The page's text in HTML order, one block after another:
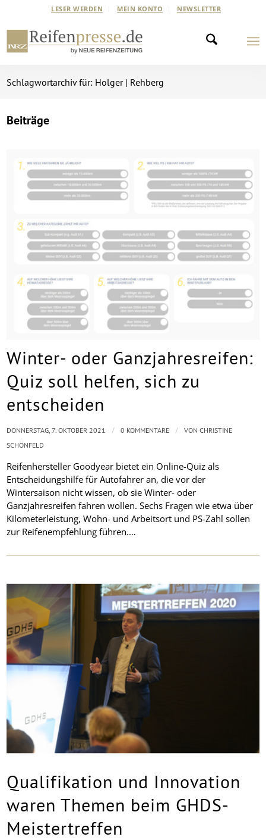
LESER WERDEN MEIN KONTO NEWSLETTER
Schlagwortarchiv für: Holger | Rehberg
Beiträge
Winter- oder Ganzjahresreifen:
Quiz soll helfen, sich zu
entscheiden
Reifenhersteller Goodyear bietet ein Online-Quiz als
Entscheidungshilfe für Autofahrer an, die vor der
Wintersaison nicht wissen, ob sie Winter- oder
Ganzjahresreifen fahren wollen. Sechs Fragen wie etwa über
Kilometerleistung, Wohn- und Arbeitsort und PS-Zahl sollen
zur Reifenempfehlung führen.…
DONNERSTAG, 7. OKTOBER 2021 / 0 KOMMENTARE / VONCHRISTINE
SCHÖNFELD
Qualifikation und Innovation
waren Themen beim GHDS-
Meistertreffen